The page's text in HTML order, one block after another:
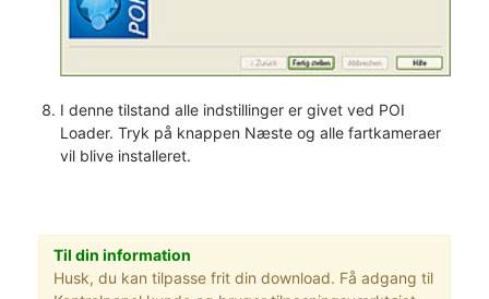
I denne tilstand alle indstillinger er givet ved POI
Loader. Tryk på knappen Næste og alle fartkameraer
vil blive installeret.
Til din information
Husk, du kan tilpasse frit din download. Få adgang til